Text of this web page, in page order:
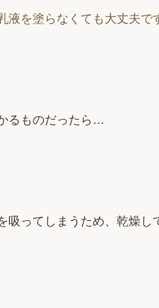
液を塗らなくても大丈夫で
るものだったら…
ってしまうため、乾燥し